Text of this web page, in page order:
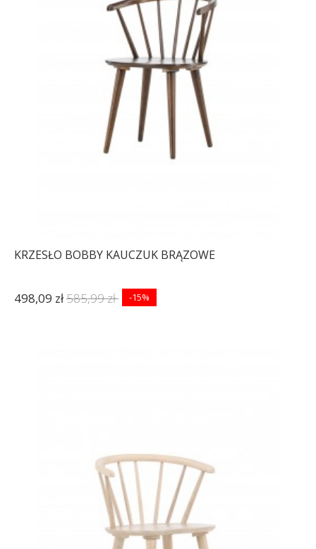
KRZESŁO BOBBY KAUCZUK BRĄZOWE
498,09 zł585,99 zł -15%